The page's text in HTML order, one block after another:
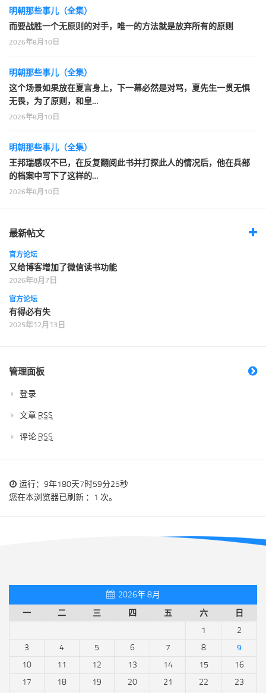
明朝那些事儿（全集）
而要战胜一个无原则的对手，唯一的方法就是放弃所有的原则
2026年8月10日
明朝那些事儿（全集）
这个场景如果放在夏言身上，下一幕必然是对骂，夏先生一贯无惧
无畏，为了原则，和皇…
2026年8月10日
明朝那些事儿（全集）
王邦瑞感叹不已，在反复翻阅此书并打探此人的情况后，他在兵部
的档案中写下了这样的…
2026年8月10日
最新帖文
官方论坛
又给博客增加了微信读书功能
2026年8月7日
官方论坛
有得必有失
2025年12月13日
管理面板
登录
文章 RSS
评论 RSS
运行：9年180天7时59分26秒
您在本浏览器已刷新 ：1 次。
2026年 8月
一
二 三 四 五 六 日
1
2
3
4 5 6 7 8
9
10
11 12 13 14 15
16
17
18 19 20 21 22
23